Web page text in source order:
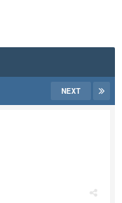
NEXT